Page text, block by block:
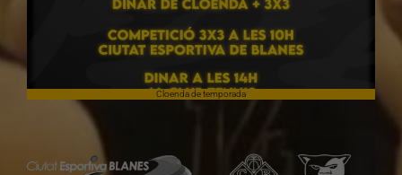
Cloenda de temporada